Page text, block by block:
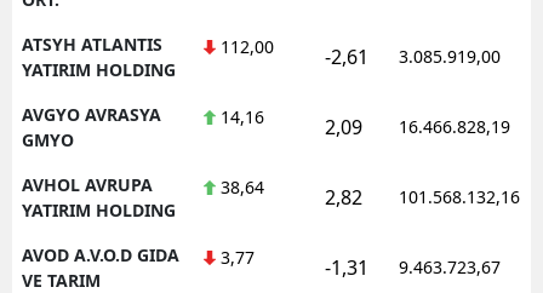
ATSYH ATLANTIS
YATIRIM HOLDING
112,00 -2,61 3.085.919,00
AVGYO AVRASYA
GMYO
14,16 2,09 16.466.828,19
AVHOL AVRUPA
YATIRIM HOLDING
38,64 2,82 101.568.132,16
AVOD A.V.O.D GIDA
VE TARIM
3,77 -1,31 9.463.723,67